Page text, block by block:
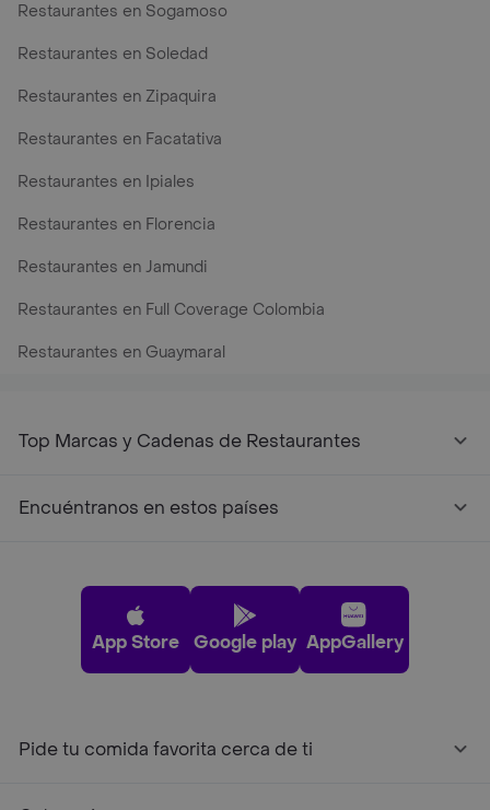
Restaurantes en Sogamoso
Restaurantes en Soledad
Restaurantes en Zipaquira
Restaurantes en Facatativa
Restaurantes en Ipiales
Restaurantes en Florencia
Restaurantes en Jamundi
Restaurantes en Full Coverage Colombia
Restaurantes en Guaymaral
Top Marcas y Cadenas de Restaurantes
Encuéntranos en estos países
App Store Google play AppGallery
Pide tu comida favorita cerca de ti